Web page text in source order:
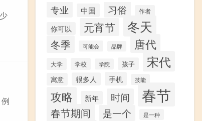
专业 中国 习俗 作者
你可以 元宵节 冬天
冬季 可能会 品牌 唐代
大学 学校 学院 孩子 宋代
寓意 很多人 手机 技能
攻略 新年 时间 春节
春节期间 是一个 是一种